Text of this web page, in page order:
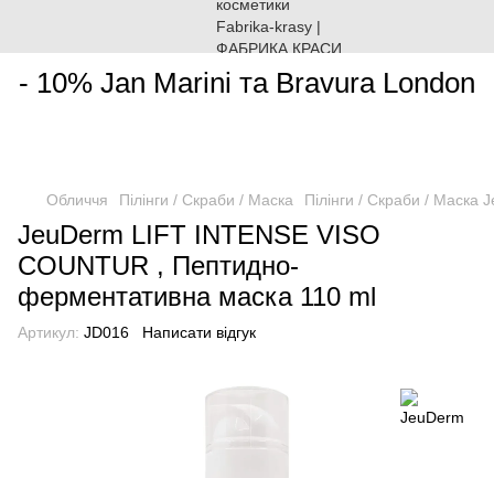
- 10% Jan Marini та Bravura London
Обличчя Пілінги / Скраби / Маска Пілінги / Скраби / Маска
JeuDerm LIFT INTENSE VISO
COUNTUR , Пептидно-
ферментативна маска 110 ml
Артикул: JD016 Написати відгук